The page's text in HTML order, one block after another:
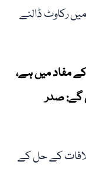
رکاوٹ ڈالنے
کے مفاد میں ہے،
گے: صدر
کے حل کے